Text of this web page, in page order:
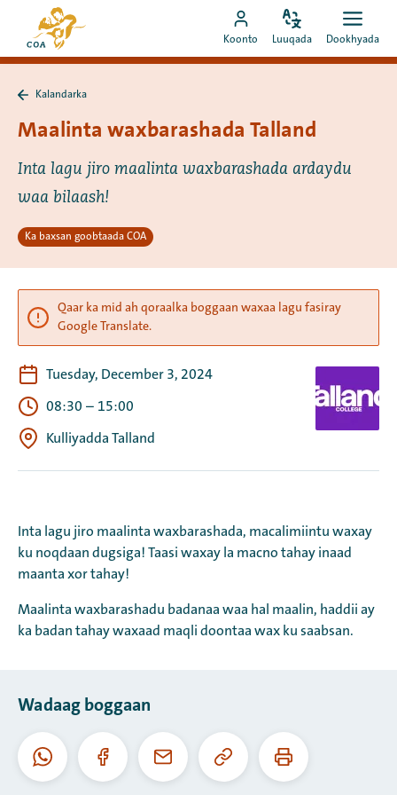
ah
booqo
bogga
hore
MyCOA
Booqo
akoonka
Koonto
Bedel
Luuqada
Fur
Dookhyada
Kalandarka
Kalandarka
Maalinta waxbarashada Talland
Inta lagu jiro maalinta waxbarashada ardaydu
waa bilaash!
Ka baxsan goobtaada COA
Qaar ka mid ah qoraalka boggaan waxaa lagu fasiray
Google Translate.
Tuesday, December 3, 2024
08:30 – 15:00
Kulliyadda Talland
Inta lagu jiro maalinta waxbarashada, macalimiintu waxay
ku noqdaan dugsiga! Taasi waxay la macno tahay inaad
maanta xor tahay!
Maalinta waxbarashadu badanaa waa hal maalin, haddii ay
ka badan tahay waxaad maqli doontaa wax ku saabsan.
Wadaag boggaan
WhatsappFacebookI-
Koobiyee
URL-
Daabac
boggaan